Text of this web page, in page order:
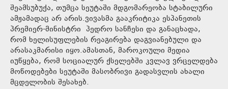
შეამსუბუქა, თუმცა სეუტაში მდგომარეობა სტაბილური
ამჟამადაც არ არის.ვივასმა გააკრიტიკა ესპანეთის
პრემიერ-მინისტრი პედრო სანჩესი და განაცხადა,
რომ ხელისუფლების რეაგირება დაგვიანებული და
არასაკმარისი იყო.ამასთან, მაროკოული მედია
იუწყება, რომ სოციალურ ქსელებში კვლავ ვრცელდება
მოწოდებები სეუტაში მასობრივი გადასვლის ახალი
მცდელობის შესახებ.